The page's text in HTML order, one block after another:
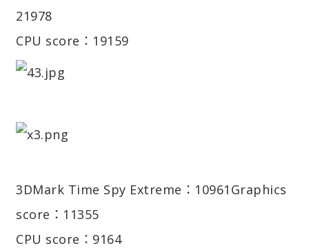
21978
CPU score：19159
3DMark Time Spy Extreme：10961 Graphics
score：11355
CPU score：9164